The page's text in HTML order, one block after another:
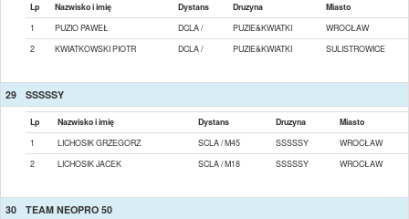
Lp Nazwisko i imię Dystans Druzyna
Miasto
1
PUZIO PAWEŁ DCLA / PUZIE&KWIATKI
WROCŁAW
2
KWIATKOWSKI PIOTR DCLA / PUZIE&KWIATKI SULISTROWICE
29 SSSSSY
Lp Nazwisko i imię Dystans Druzyna
Miasto
1
LICHOSIK GRZEGORZ SCLA / M45 SSSSSY
WROCŁAW
2
LICHOSIK JACEK SCLA / M18 SSSSSY WROCŁAW
30 TEAM NEOPRO 50